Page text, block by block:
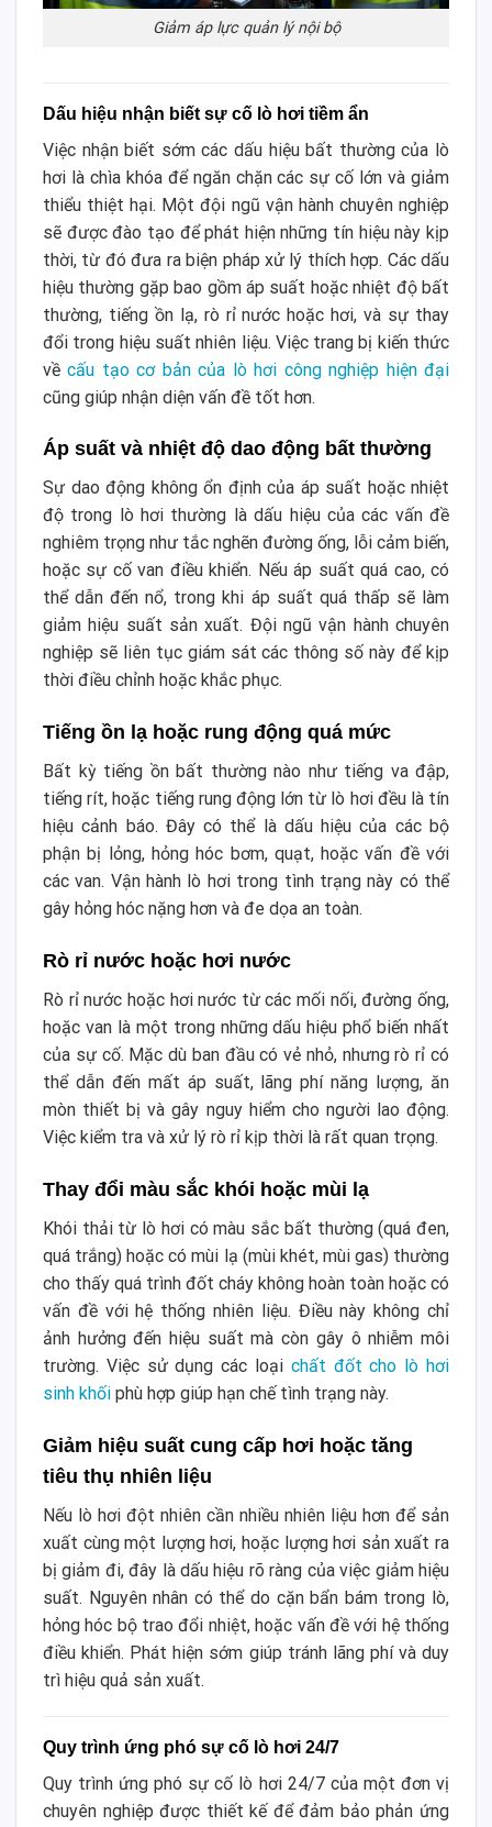
Giảm áp lực quản lý nội bộ
Dấu hiệu nhận biết sự cố lò hơi tiềm ẩn
Việc nhận biết sớm các dấu hiệu bất thường của lò
hơi là chìa khóa để ngăn chặn các sự cố lớn và giảm
thiểu thiệt hại. Một đội ngũ vận hành chuyên nghiệp
sẽ được đào tạo để phát hiện những tín hiệu này kịp
thời, từ đó đưa ra biện pháp xử lý thích hợp. Các dấu
hiệu thường gặp bao gồm áp suất hoặc nhiệt độ bất
thường, tiếng ồn lạ, rò rỉ nước hoặc hơi, và sự thay
đổi trong hiệu suất nhiên liệu. Việc trang bị kiến thức
vềcấu tạo cơ bản của lò hơi công nghiệp hiện đại
cũng giúp nhận diện vấn đề tốt hơn.
Áp suất và nhiệt độ dao động bất thường
Sự dao động không ổn định của áp suất hoặc nhiệt
độ trong lò hơi thường là dấu hiệu của các vấn đề
nghiêm trọng như tắc nghẽn đường ống, lỗi cảm biến,
hoặc sự cố van điều khiển. Nếu áp suất quá cao, có
thể dẫn đến nổ, trong khi áp suất quá thấp sẽ làm
giảm hiệu suất sản xuất. Đội ngũ vận hành chuyên
nghiệp sẽ liên tục giám sát các thông số này để kịp
thời điều chỉnh hoặc khắc phục.
Tiếng ồn lạ hoặc rung động quá mức
Bất kỳ tiếng ồn bất thường nào như tiếng va đập,
tiếng rít, hoặc tiếng rung động lớn từ lò hơi đều là tín
hiệu cảnh báo. Đây có thể là dấu hiệu của các bộ
phận bị lỏng, hỏng hóc bơm, quạt, hoặc vấn đề với
các van. Vận hành lò hơi trong tình trạng này có thể
gây hỏng hóc nặng hơn và đe dọa an toàn.
Rò rỉ nước hoặc hơi nước
Rò rỉ nước hoặc hơi nước từ các mối nối, đường ống,
hoặc van là một trong những dấu hiệu phổ biến nhất
của sự cố. Mặc dù ban đầu có vẻ nhỏ, nhưng rò rỉ có
thể dẫn đến mất áp suất, lãng phí năng lượng, ăn
mòn thiết bị và gây nguy hiểm cho người lao động.
Việc kiểm tra và xử lý rò rỉ kịp thời là rất quan trọng.
Thay đổi màu sắc khói hoặc mùi lạ
Khói thải từ lò hơi có màu sắc bất thường (quá đen,
quá trắng) hoặc có mùi lạ (mùi khét, mùi gas) thường
cho thấy quá trình đốt cháy không hoàn toàn hoặc có
vấn đề với hệ thống nhiên liệu. Điều này không chỉ
ảnh hưởng đến hiệu suất mà còn gây ô nhiễm môi
trường. Việc sử dụng các loại chất đốt cho lò hơi
sinh khối phù hợp giúp hạn chế tình trạng này.
Giảm hiệu suất cung cấp hơi hoặc tăng
tiêu thụ nhiên liệu
Nếu lò hơi đột nhiên cần nhiều nhiên liệu hơn để sản
xuất cùng một lượng hơi, hoặc lượng hơi sản xuất ra
bị giảm đi, đây là dấu hiệu rõ ràng của việc giảm hiệu
suất. Nguyên nhân có thể do cặn bẩn bám trong lò,
hỏng hóc bộ trao đổi nhiệt, hoặc vấn đề với hệ thống
điều khiển. Phát hiện sớm giúp tránh lãng phí và duy
trì hiệu quả sản xuất.
Quy trình ứng phó sự cố lò hơi 24/7
Quy trình ứng phó sự cố lò hơi 24/7 của một đơn vị
chuyên nghiệp được thiết kế để đảm bảo phản ứng